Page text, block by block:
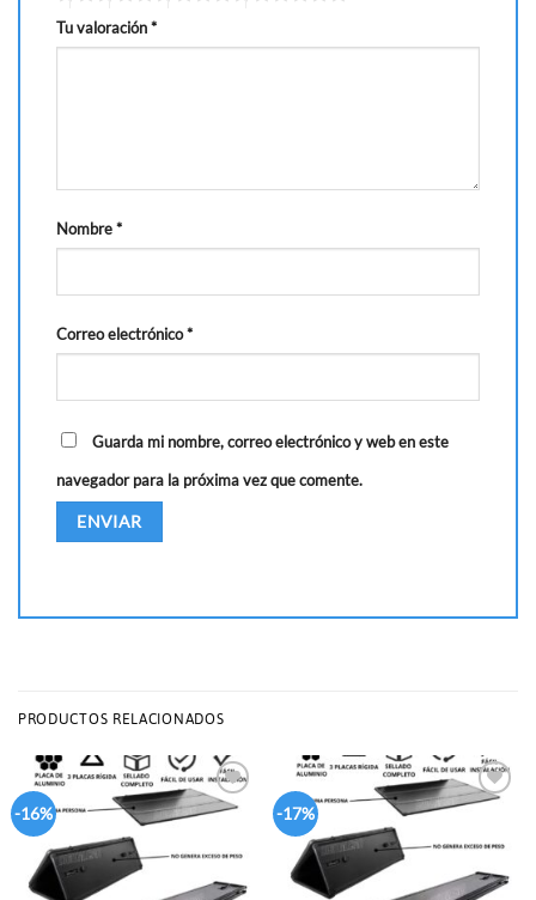
Tu valoración *
Nombre *
Correo electrónico*
Guarda mi nombre, correo electrónico y web en este
navegador para la próxima vez que comente.
PRODUCTOS RELACIONADOS
-16%
Add to
-17%
Add to